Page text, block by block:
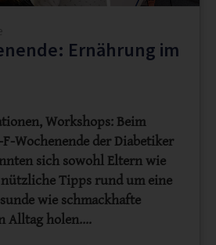
Ernährung im
Workshops: Beim
Wochenende der Diabetiker
sich sowohl Eltern wie
Tipps rund um eine
wie schmackhafte
Alltag holen.…